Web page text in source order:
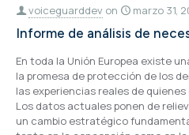
voiceguarddev on marzo 31,
Informe de análisis de
En toda la Unión Europea existe
la promesa de protección de los
las experiencias reales de
Los datos actuales ponen de
un cambio estratégico